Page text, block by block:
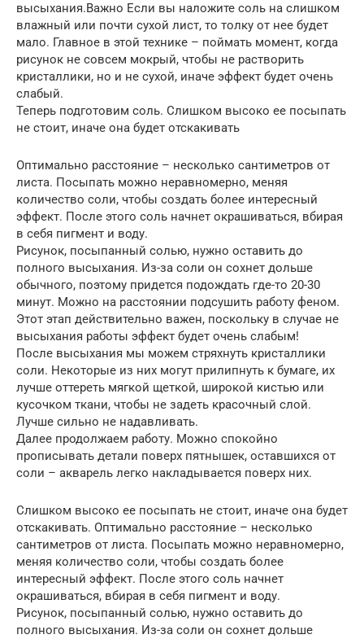
высыхания.Важно Если вы наложите соль на слишком
влажный или почти сухой лист, то толку от нее будет
мало. Главное в этой технике – поймать момент, когда
рисунок не совсем мокрый, чтобы не растворить
кристаллики, но и не сухой, иначе эффект будет очень
слабый.
Теперь подготовим соль. Слишком высоко ее посыпать
не стоит, иначе она будет отскакивать
Оптимально расстояние – несколько сантиметров от
листа. Посыпать можно неравномерно, меняя
количество соли, чтобы создать более интересный
эффект. После этого соль начнет окрашиваться, вбирая
в себя пигмент и воду.
Рисунок, посыпанный солью, нужно оставить до
полного высыхания. Из-за соли он сохнет дольше
обычного, поэтому придется подождать где-то 20-30
минут. Можно на расстоянии подсушить работу феном.
Этот этап действительно важен, поскольку в случае не
высыхания работы эффект будет очень слабым!
После высыхания мы можем стряхнуть кристаллики
соли. Некоторые из них могут прилипнуть к бумаге, их
лучше оттереть мягкой щеткой, широкой кистью или
кусочком ткани, чтобы не задеть красочный слой.
Лучше сильно не надавливать.
Далее продолжаем работу. Можно спокойно
прописывать детали поверх пятнышек, оставшихся от
соли – акварель легко накладывается поверх них.
Слишком высоко ее посыпать не стоит, иначе она будет
отскакивать. Оптимально расстояние – несколько
сантиметров от листа. Посыпать можно неравномерно,
меняя количество соли, чтобы создать более
интересный эффект. После этого соль начнет
окрашиваться, вбирая в себя пигмент и воду.
Рисунок, посыпанный солью, нужно оставить до
полного высыхания. Из-за соли он сохнет дольше